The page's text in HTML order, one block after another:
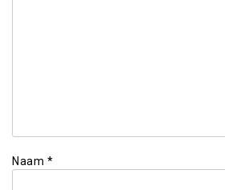
Naam *